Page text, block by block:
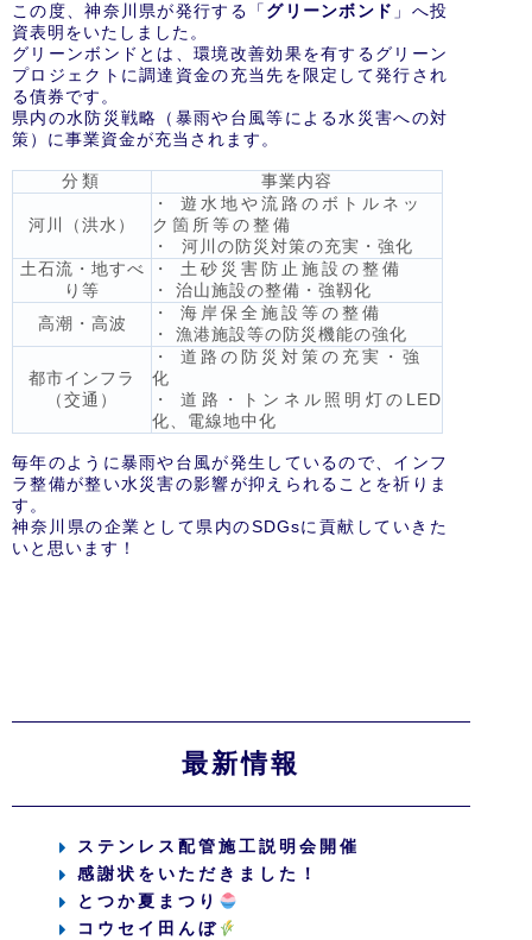
この度、神奈川県が発行する「 グリーンボンド 」へ投
資表明をいたしました。
グリーンボンドとは、環境改善効果を有するグリーン
プロジェクトに調達資金の充当先を限定して発行され
る債券です。
県内の水防災戦略（暴雨や台風等による水災害への対
策）に事業資金が充当されます。
分類 事業内容
河川（洪水）
・ 遊水地や流路のボトルネッ
ク箇所等の整備
・ 河川の防災対策の充実・強化
土石流・地すべ
り等
・ 土砂災害防止施設の整備
・ 治山施設の整備・強靱化
高潮・高波
・ 海岸保全施設等の整備
・ 漁港施設等の防災機能の強化
都市インフラ
（交通）
・ 道路の防災対策の充実・強
化
・ 道路・トンネル照明灯のLED
化、電線地中化
毎年のように暴雨や台風が発生しているので、インフ
ラ整備が整い水災害の影響が抑えられることを祈りま
す。
神奈川県の企業として県内のSDGsに貢献していきた
いと思います！
最新情報
ステンレス配管施工説明会開催
感謝状をいただきました！
とつか夏まつり
コウセイ田んぼ